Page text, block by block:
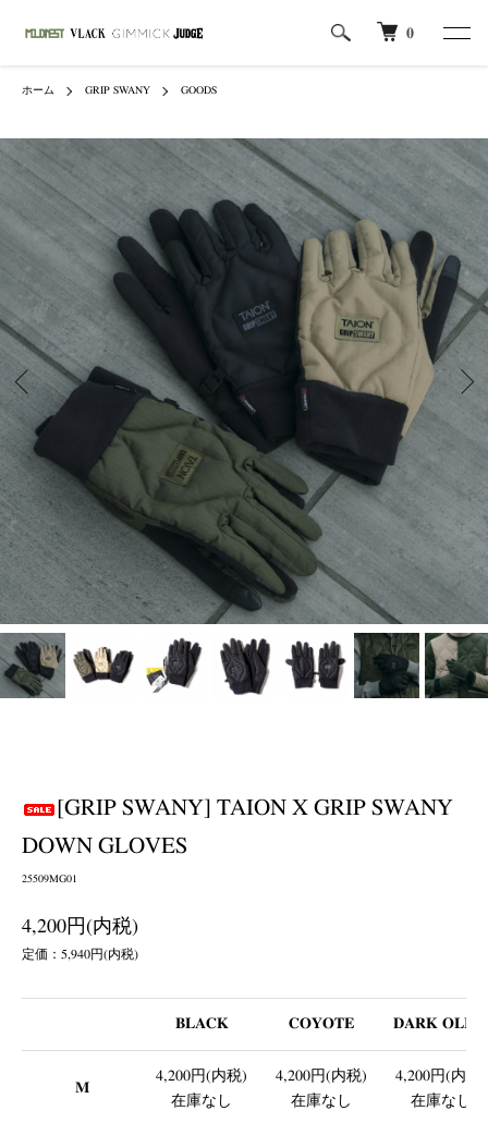
0
ホーム GRIP SWANY GOODS
[GRIP SWANY] TAION X GRIP SWANY
DOWN GLOVES
25509MG01
4,200円(内税)
定価：5,940円(内税)
BLACK COYOTE DARK
M
4,200円(内税)
在庫なし
4,200円(内税)
在庫なし
4,200円(内税)
在庫なし